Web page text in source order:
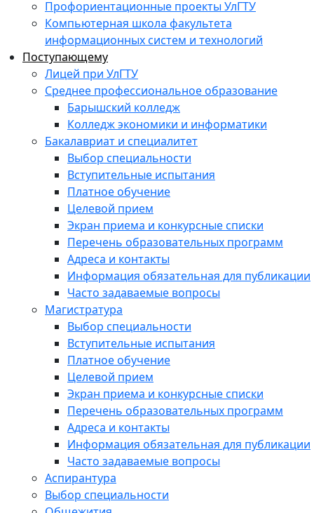
Профориентационные проекты УлГТУ
Компьютерная школа факультета
информационных систем и технологий
Поступающему
Лицей при УлГТУ
Среднее профессиональное образование
Барышский колледж
Колледж экономики и информатики
Бакалавриат и специалитет
Выбор специальности
Вступительные испытания
Платное обучение
Целевой прием
Экран приема и конкурсные списки
Перечень образовательных программ
Адреса и контакты
Информация обязательная для публикации
Часто задаваемые вопросы
Магистратура
Выбор специальности
Вступительные испытания
Платное обучение
Целевой прием
Экран приема и конкурсные списки
Перечень образовательных программ
Адреса и контакты
Информация обязательная для публикации
Часто задаваемые вопросы
Аспирантура
Выбор специальности